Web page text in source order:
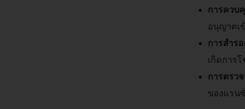
การควบ
อนุญาตเ
การสำร
เกิดการ
การตรว
ของแรน